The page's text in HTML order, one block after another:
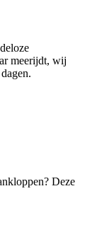
meerijdt, wij
Deze